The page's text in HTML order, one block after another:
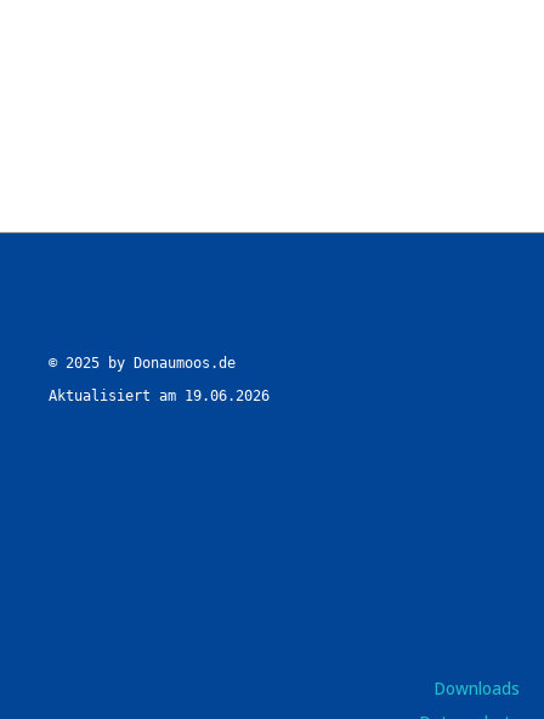
© 2025 by Donaumoos.de
Aktualisiert am 19.06.2026
Downloads